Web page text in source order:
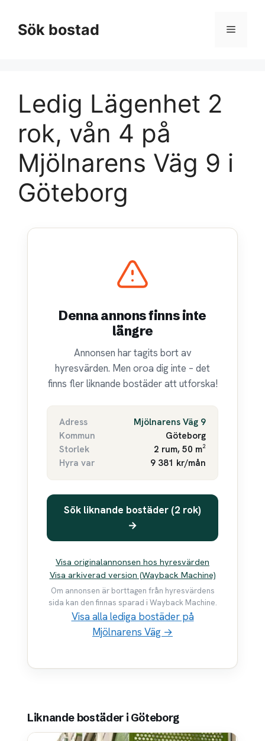
innehållSök bostad Meny
Ledig Lägenhet 2
rok, vån 4 på
Mjölnarens Väg 9 i
Göteborg
Denna annons finns inte
längre
Annonsen har tagits bort av
hyresvärden. Men oroa dig inte – det
finns fler liknande bostäder att utforska!
Adress
Mjölnarens Väg 9
Kommun
Göteborg
Storlek
2 rum, 50 m²
Hyra var
9 381 kr/mån
Sök liknande bostäder (2 rok)
→
Visa originalannonsen hos hyresvärden
Visa arkiverad version (Wayback Machine)
Om annonsen är borttagen från hyresvärdens
sida kan den finnas sparad i Wayback Machine.
Visa alla lediga bostäder på
Mjölnarens Väg →
Liknande bostäder i Göteborg